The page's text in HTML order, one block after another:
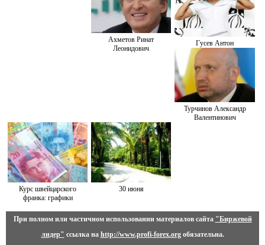
Ахметов Ринат
Леонидович
Гусев Антон
Турчинов Александр
Валентинович
Курс швейцарского
франка: графики
30 июня
При полном или частичном использовании материалов сайта "Биржевой
лидер" ссылка на http://www.profi-forex.orgобязательна.